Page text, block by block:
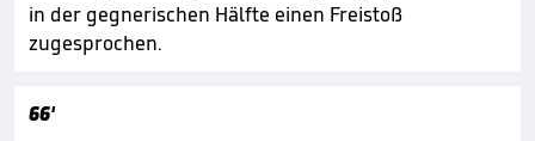
in der gegnerischen Hälfte einen Freistoß
zugesprochen.
66'